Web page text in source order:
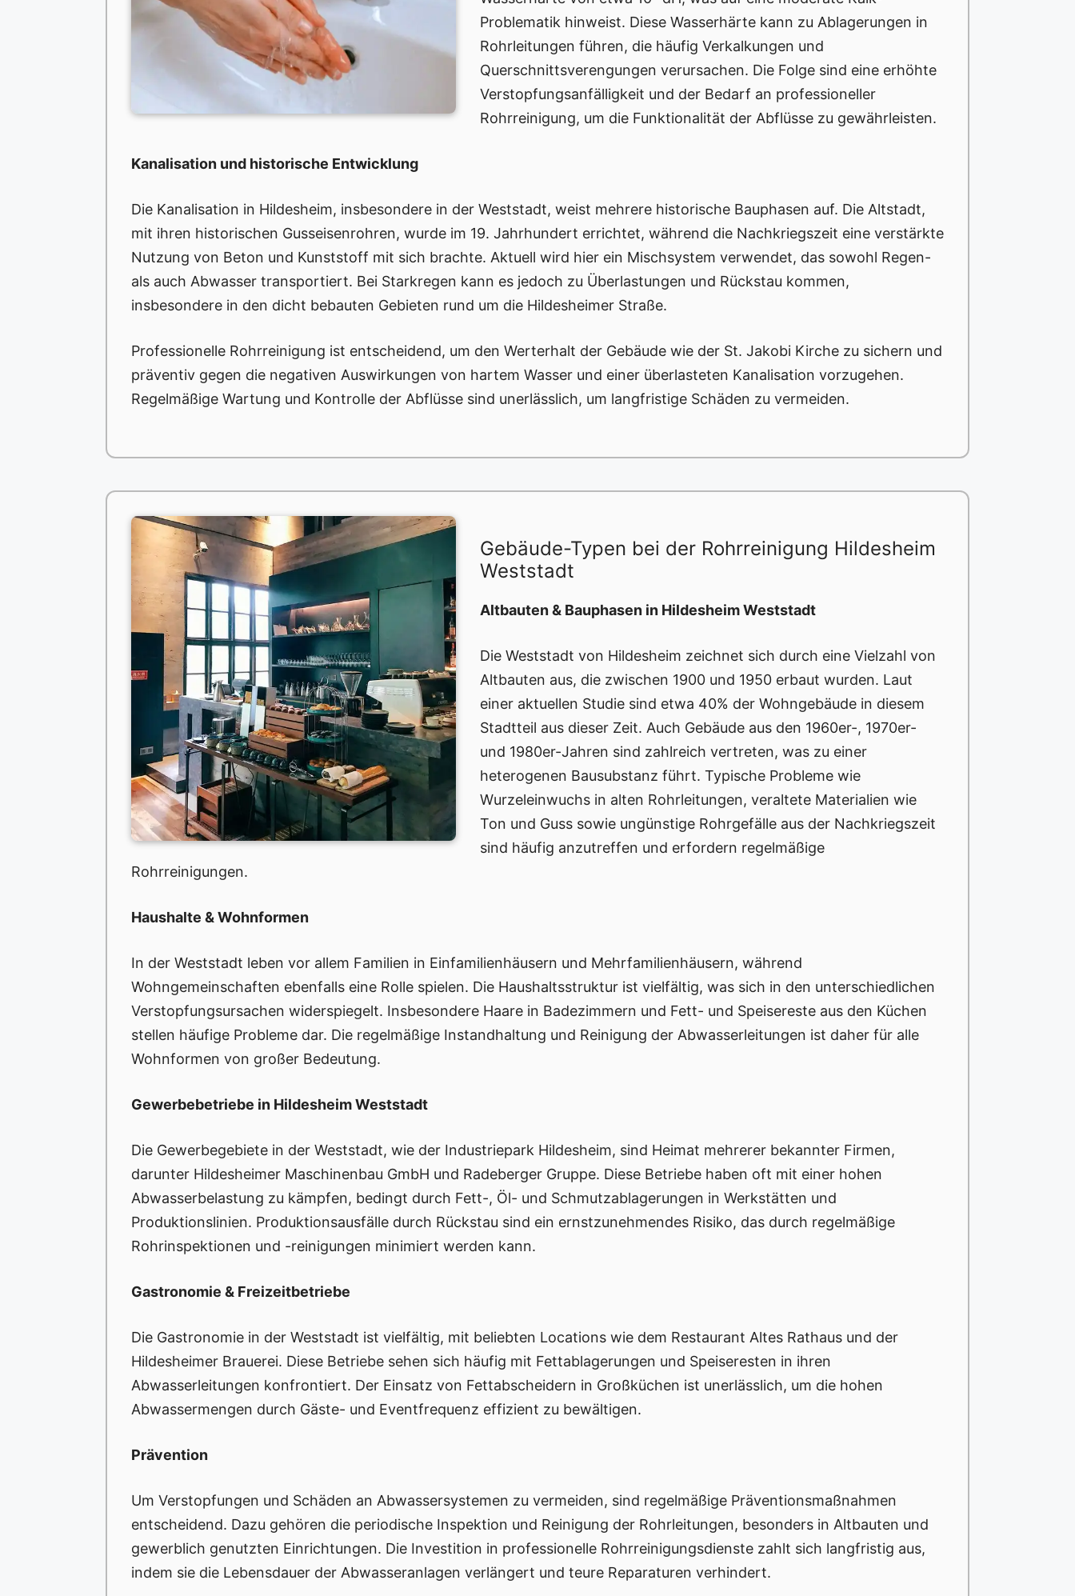
Problematik hinweist. Diese Wasserhärte kann zu Ablagerungen in
Rohrleitungen führen, die häufig Verkalkungen und
Querschnittsverengungen verursachen. Die Folge sind eine erhöhte
Verstopfungsanfälligkeit und der Bedarf an professioneller
Rohrreinigung, um die Funktionalität der Abflüsse zu gewährleisten.
Kanalisation und historische Entwicklung
Die Kanalisation in Hildesheim, insbesondere in der Weststadt, weist mehrere historische Bauphasen auf. Die Altstadt,
mit ihren historischen Gusseisenrohren, wurde im 19. Jahrhundert errichtet, während die Nachkriegszeit eine verstärkte
Nutzung von Beton und Kunststoff mit sich brachte. Aktuell wird hier ein Mischsystem verwendet, das sowohl Regen-
als auch Abwasser transportiert. Bei Starkregen kann es jedoch zu Überlastungen und Rückstau kommen,
insbesondere in den dicht bebauten Gebieten rund um die Hildesheimer Straße.
Professionelle Rohrreinigung ist entscheidend, um den Werterhalt der Gebäude wie der St. Jakobi Kirche zu sichern und
präventiv gegen die negativen Auswirkungen von hartem Wasser und einer überlasteten Kanalisation vorzugehen.
Regelmäßige Wartung und Kontrolle der Abflüsse sind unerlässlich, um langfristige Schäden zu vermeiden.
Gebäude-Typen bei der Rohrreinigung Hildesheim
Weststadt
Altbauten & Bauphasen in Hildesheim Weststadt
Die Weststadt von Hildesheim zeichnet sich durch eine Vielzahl von
Altbauten aus, die zwischen 1900 und 1950 erbaut wurden. Laut
einer aktuellen Studie sind etwa 40% der Wohngebäude in diesem
Stadtteil aus dieser Zeit. Auch Gebäude aus den 1960er-, 1970er-
und 1980er-Jahren sind zahlreich vertreten, was zu einer
heterogenen Bausubstanz führt. Typische Probleme wie
Wurzeleinwuchs in alten Rohrleitungen, veraltete Materialien wie
Ton und Guss sowie ungünstige Rohrgefälle aus der Nachkriegszeit
sind häufig anzutreffen und erfordern regelmäßige
Rohrreinigungen.
Haushalte & Wohnformen
In der Weststadt leben vor allem Familien in Einfamilienhäusern und Mehrfamilienhäusern, während
Wohngemeinschaften ebenfalls eine Rolle spielen. Die Haushaltsstruktur ist vielfältig, was sich in den unterschiedlichen
Verstopfungsursachen widerspiegelt. Insbesondere Haare in Badezimmern und Fett- und Speisereste aus den Küchen
stellen häufige Probleme dar. Die regelmäßige Instandhaltung und Reinigung der Abwasserleitungen ist daher für alle
Wohnformen von großer Bedeutung.
Gewerbebetriebe in Hildesheim Weststadt
Die Gewerbegebiete in der Weststadt, wie der Industriepark Hildesheim, sind Heimat mehrerer bekannter Firmen,
darunter Hildesheimer Maschinenbau GmbH und Radeberger Gruppe. Diese Betriebe haben oft mit einer hohen
Abwasserbelastung zu kämpfen, bedingt durch Fett-, Öl- und Schmutzablagerungen in Werkstätten und
Produktionslinien. Produktionsausfälle durch Rückstau sind ein ernstzunehmendes Risiko, das durch regelmäßige
Rohrinspektionen und -reinigungen minimiert werden kann.
Gastronomie & Freizeitbetriebe
Die Gastronomie in der Weststadt ist vielfältig, mit beliebten Locations wie dem Restaurant Altes Rathaus und der
Hildesheimer Brauerei. Diese Betriebe sehen sich häufig mit Fettablagerungen und Speiseresten in ihren
Abwasserleitungen konfrontiert. Der Einsatz von Fettabscheidern in Großküchen ist unerlässlich, um die hohen
Abwassermengen durch Gäste- und Eventfrequenz effizient zu bewältigen.
Prävention
Um Verstopfungen und Schäden an Abwassersystemen zu vermeiden, sind regelmäßige Präventionsmaßnahmen
entscheidend. Dazu gehören die periodische Inspektion und Reinigung der Rohrleitungen, besonders in Altbauten und
gewerblich genutzten Einrichtungen. Die Investition in professionelle Rohrreinigungsdienste zahlt sich langfristig aus,
indem sie die Lebensdauer der Abwasseranlagen verlängert und teure Reparaturen verhindert.